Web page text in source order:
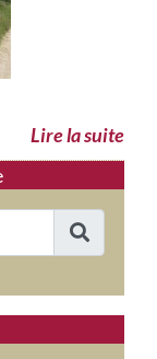
Lire la suite